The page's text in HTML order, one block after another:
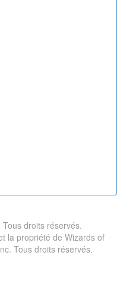
droits réservés.
la propriété de Wizards of
Tous droits réservés.